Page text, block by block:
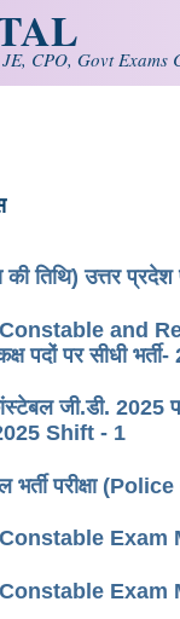
CPO, Govt Exams
की तिथि) उत्तर
and
पदों पर सीधी
जी.डी.
Shift - 1
भर्ती परीक्षा
Exam
Exam